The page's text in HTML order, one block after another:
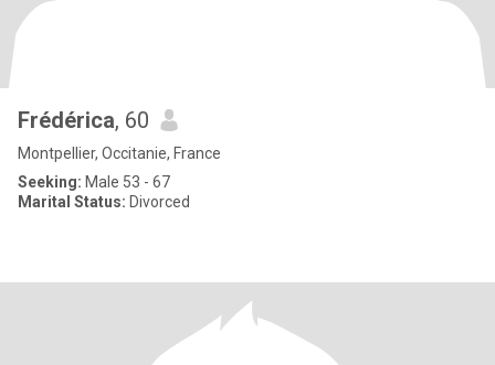
Frédérica, 60
Montpellier, Occitanie, France
Seeking: Male 53 - 67
Marital Status: Divorced